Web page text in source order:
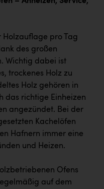
pro Tag
des großen
Wichtig dabei ist
trockenes Holz zu
Holz gehören in
das richtige Einheizen
angezündet. Bei der
Kachelöfen
Hafnern immer eine
und Heizen.
Ofens
auf dem